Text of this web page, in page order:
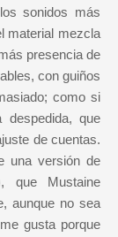
sonidos más
material mezcla
presencia de
con guiños
como si
despedida, que
de cuentas.
una versión de
que Mustaine
aunque no sea
gusta porque